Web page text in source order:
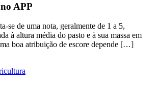
APP
se de uma nota, geralmente de 1 a 5,
à altura média do pasto e à sua massa em
boa atribuição de escore depende […]